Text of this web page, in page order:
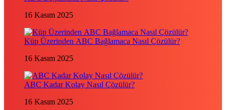
16 Kasım 2025
Küp Üzerinden ABC Bağlamaca Nasıl Çözülür?
16 Kasım 2025
ABC Kadar Kolay Nasıl Çözülür?
16 Kasım 2025